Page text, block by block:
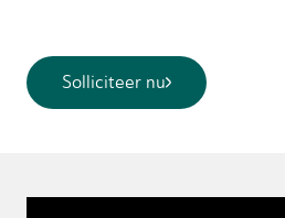
Solliciteer nu